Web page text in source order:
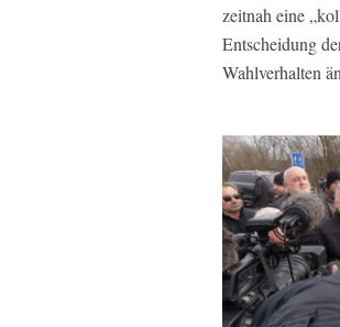
zeitnah eine
Entscheidung
Wahlverhalten